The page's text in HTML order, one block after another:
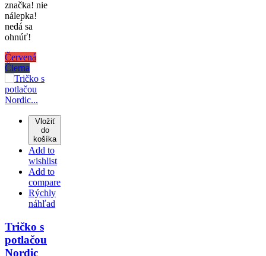
značka! nie
nálepka!
nedá sa
ohnúť!
Červená
Čierna
Vložiť
do
košíka
Add to
wishlist
Add to
compare
Rýchly
náhľad
Tričko s
potlačou
Nordic